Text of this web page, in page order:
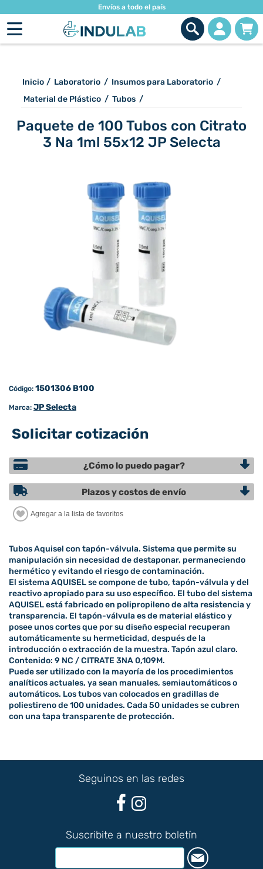
Envíos a todo el país
Inicio / Laboratorio / Insumos para Laboratorio /
Material de Plástico / Tubos /
Paquete de 100 Tubos con Citrato
3 Na 1ml 55x12 JP Selecta
Código: 1501306 B100
Marca: JP Selecta
Solicitar cotización
¿Cómo lo puedo pagar?
Plazos y costos de envío
Tubos Aquisel con tapón-válvula. Sistema que permite su
manipulación sin necesidad de destaponar, permaneciendo
hermético y evitando el riesgo de contaminación.
El sistema AQUISEL se compone de tubo, tapón-válvula y del
reactivo apropiado para su uso específico. El tubo del sistema
AQUISEL está fabricado en polipropileno de alta resistencia y
transparencia. El tapón-válvula es de material elástico y
posee unos cortes que por su diseño especial recuperan
automáticamente su hermeticidad, después de la
introducción o extracción de la muestra. Tapón azul claro.
Contenido: 9 NC / CITRATE 3NA 0,109M.
Puede ser utilizado con la mayoría de los procedimientos
analíticos actuales, ya sean manuales, semiautomáticos o
automáticos. Los tubos van colocados en gradillas de
poliestireno de 100 unidades. Cada 50 unidades se cubren
con una tapa transparente de protección.
Seguinos en las redes
Suscribite a nuestro boletín